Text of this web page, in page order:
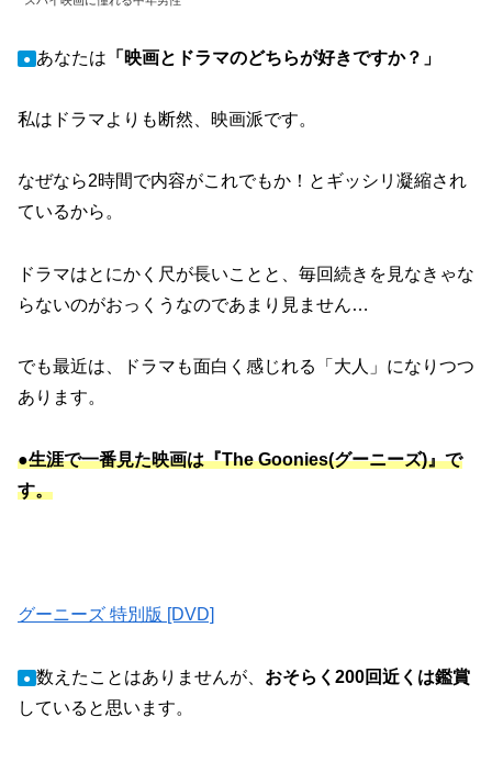
● あなたは 「映画とドラマのどちらが好きですか？」
私はドラマよりも断然、映画派です。
なぜなら2時間で内容がこれでもか！とギッシリ凝縮され
ているから。
ドラマはとにかく尺が長いことと、毎回続きを見なきゃな
らないのがおっくうなのであまり見ません…
でも最近は、ドラマも面白く感じれる「大人」になりつつ
あります。
●生涯で一番見た映画は『The Goonies(グーニーズ)』で
す。
グーニーズ 特別版 [DVD]
● 数えたことはありませんが、 おそらく200回近くは鑑賞
していると思います。